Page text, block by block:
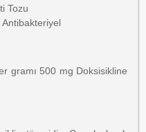
Tozu
gramı 500 mg Doksisikline